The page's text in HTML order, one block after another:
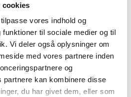
cookies
vores indhold og
til sociale medier og til
Vi deler også oplysninger om
med vores partnere inden
og
partnere kan kombinere disse
du har givet dem, eller som
i sort kommer med et blad på 7
og har låsefunktion, og du
dig om, om kniven forvolder
Vægten er 40 gram, så
ekstra vægt i din oppakning. Kniven
kniven længere holdbarhed.